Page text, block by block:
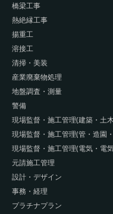
橋梁工事
熱絶縁工事
揚重工
溶接工
清掃・美装
産業廃棄物処理
地盤調査・測量
警備
現場監督・施工管理(建築・土
現場監督・施工管理(管・造園
現場監督・施工管理(電気・電
元請施工管理
設計・デザイン
事務・経理
プラチナプラン